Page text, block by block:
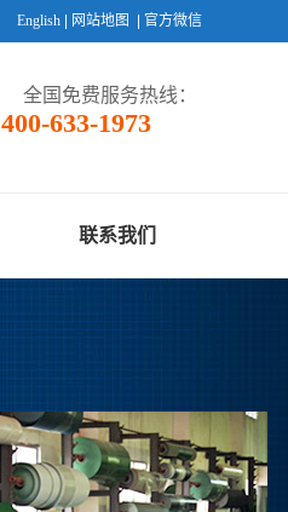
English| 网站地图 官方微信
全国免费服务热线：
400-633-1973
联系我们